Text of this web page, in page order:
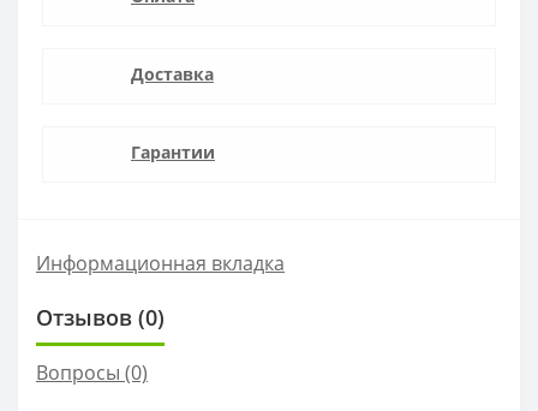
Доставка
Гарантии
Информационная вкладка
Отзывов (0)
Вопросы (0)